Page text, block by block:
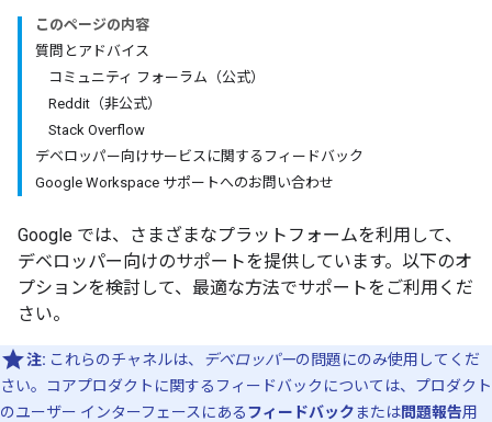
このページの内容
質問とアドバイス
コミュニティ フォーラム（公式）
Reddit（非公式）
Stack Overflow
デベロッパー向けサービスに関するフィードバック
Google Workspace サポートへのお問い合わせ
Google では、さまざまなプラットフォームを利用して、
デベロッパー向けのサポートを提供しています。以下のオ
プションを検討して、最適な方法でサポートをご利用くだ
さい。
注: これらのチャネルは、 デベロッパーの問題にのみ使用してくだ
さい。コアプロダクトに関するフィードバックについては、プロダクト
のユーザー インターフェースにあるフィードバックまたは問題報告用